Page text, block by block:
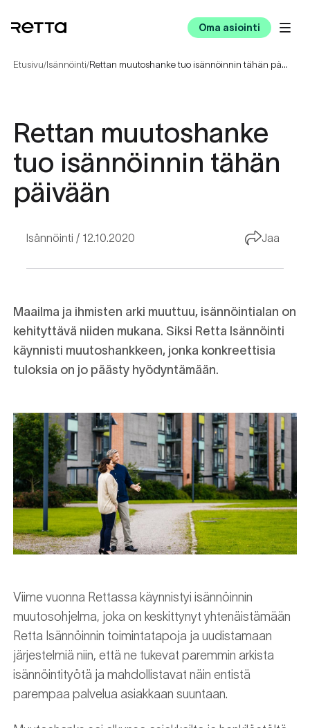
Oma asiointi
Etusivu/Isännöinti/ Rettan muutoshanke tuo isännöinnin tähän päivään
Rettan muutoshanke
tuo isännöinnin tähän
päivään
Isännöinti 12.10.2020 Jaa
Maailma ja ihmisten arki muuttuu, isännöintialan on
kehityttävä niiden mukana. Siksi Retta Isännöinti
käynnisti muutoshankkeen, jonka konkreettisia
tuloksia on jo päästy hyödyntämään.
Viime vuonna Rettassa käynnistyi isännöinnin
muutosohjelma, joka on keskittynyt yhtenäistämään
Retta Isännöinnin toimintatapoja ja uudistamaan
järjestelmiä niin, että ne tukevat paremmin arkista
isännöintityötä ja mahdollistavat näin entistä
parempaa palvelua asiakkaan suuntaan.